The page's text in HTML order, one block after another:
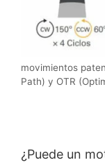
movimientos
Path) y OTR
¿Puede un